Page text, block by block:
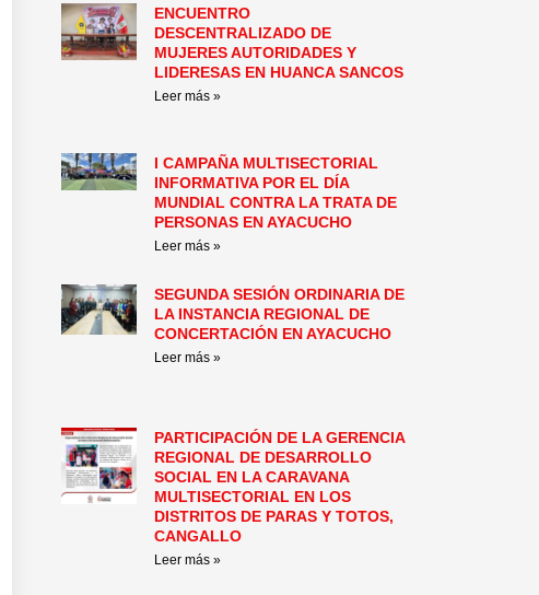
ENCUENTRO
DESCENTRALIZADO DE
MUJERES AUTORIDADES Y
LIDERESAS EN HUANCA SANCOS
Leer más »
I CAMPAÑA MULTISECTORIAL
INFORMATIVA POR EL DÍA
MUNDIAL CONTRA LA TRATA DE
PERSONAS EN AYACUCHO
Leer más »
SEGUNDA SESIÓN ORDINARIA DE
LA INSTANCIA REGIONAL DE
CONCERTACIÓN EN AYACUCHO
Leer más »
PARTICIPACIÓN DE LA GERENCIA
REGIONAL DE DESARROLLO
SOCIAL EN LA CARAVANA
MULTISECTORIAL EN LOS
DISTRITOS DE PARAS Y TOTOS,
CANGALLO
Leer más »